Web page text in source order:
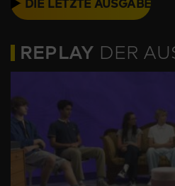
REPLAY DER